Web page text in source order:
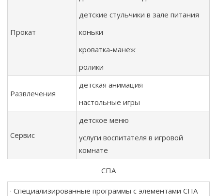
Прокат
детские стульчики в зале питания
коньки
кроватка-манеж
ролики
Развлечения
детская анимация
настольные игры
Сервис
детское меню
услуги воспитателя в игровой
комнате
СПА
· Cпециализированные программы с элементами СПА